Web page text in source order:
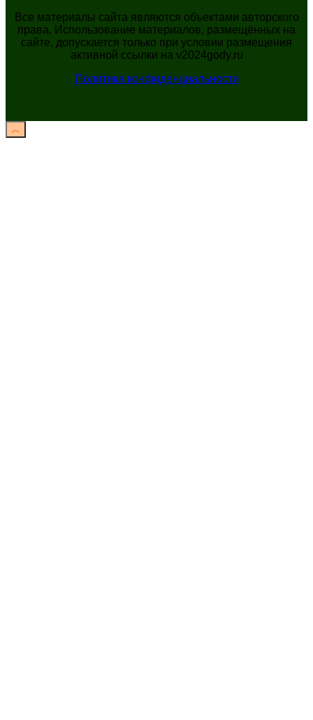
Все материалы сайта являются объектами авторского
права. Использование материалов, размещённых на
сайте, допускается только при условии размещения
активной ссылки на v2024gody.ru
Политика конфиденциальности